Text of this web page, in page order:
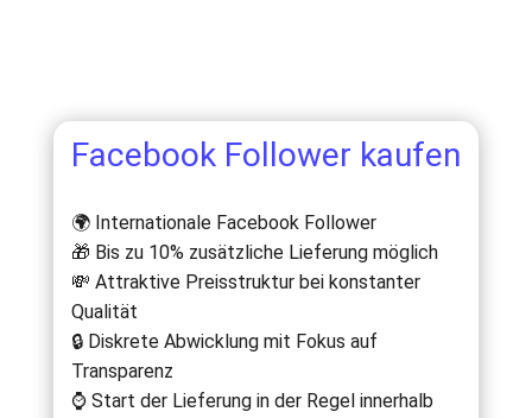
Facebook Follower kaufen
🌍 Internationale Facebook Follower
🎁 Bis zu 10% zusätzliche Lieferung möglich
💸 Attraktive Preisstruktur bei konstanter
Qualität
🔒 Diskrete Abwicklung mit Fokus auf
Transparenz
⌚ Start der Lieferung in der Regel innerhalb